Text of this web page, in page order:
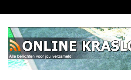
naar
inhoud